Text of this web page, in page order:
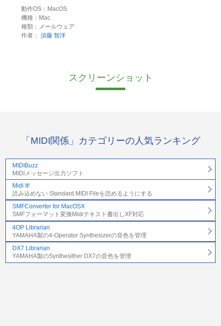
動作OS：MacOS
機種：Mac
種類：メールウェア
作者： 須藤 智洋
スクリーンショット
「MIDI関係」カテゴリーの人気ランキング
MIDIBuzz
MIDIメッセージ出力ソフト
Midi It!
読み込めない Standard MIDI Fileを読めるようにする
SMFConverter for MacOSX
SMFフォーマット変換Midiテキスト書出しXF対応
4OP Librarian
YAMAHA製の4-Operator Synthesizerの音色を管理
DX7 Librarian
YAMAHA製のSynthesither DX7の音色を管理